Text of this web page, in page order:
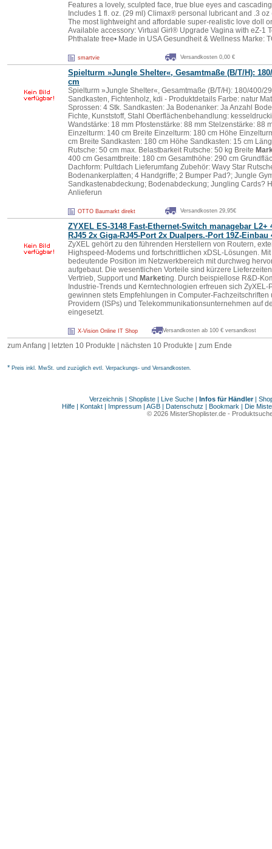
Features a lovely, sculpted face, true blue eyes and
Includes 1 fl. oz. (29 ml) Climax® personal lubricant and .3
The most lightweight and affordable super-realistic love doll
Available accessory: Virtual Girl® Upgrade Vagina with eZ-1
Phthalate free• Made in USA Gesundheit & Wellness Marke:
smartvie Versandkosten 0,00 €
Spielturm »Jungle Shelter«, Gesamtmaße (B/T/H):
cm
Spielturm »Jungle Shelter«, Gesamtmaße (B/T/H): 180/400/
Sandkasten, Fichtenholz, kdi - Produktdetails Farbe: natur
Sprossen: 4 Stk. Sandkasten: Ja Bodenanker: Ja Anzahl
Fichte, Kunststoff, Stahl Oberflächenbehandlung:
Wandstärke: 18 mm Pfostenstärke: 88 mm Stelzenstärke: 88
Einzelturm: 140 cm Breite Einzelturm: 180 cm Höhe
cm Breite Sandkasten: 180 cm Höhe Sandkasten: 15 cm
Rutsche: 50 cm max. Belastbarkeit Rutsche: 50 kg Breite
400 cm Gesamtbreite: 180 cm Gesamthöhe: 290 cm
Dachform: Pultdach Lieferumfang Zubehör: Wavy Star
Bodenankerplatten; 4 Handgriffe; 2 Bumper Pad?; Jungle
Sandkastenabdeckung; Bodenabdeckung; Jungling Cards?
Anlieferun
OTTO Baumarkt direkt Versandkosten 29,95€
ZYXEL ES-3148 Fast-Ethernet-Switch managebar L2+
RJ45 2x Giga-RJ45-Port 2x Dualpers.-Port 19Z-Einbau
ZyXEL gehört zu den führenden Herstellern von Routern,
Highspeed-Modems und fortschrittlichen xDSL-Lösungen.
bedeutende Position im Netzwerkbereich mit durchweg
aufgebaut. Die wesentlichen Vorteile sind kürzere
Vertrieb, Support und Marketing. Durch beispiellose R&D-
Industrie-Trends und Kerntechnologien erfreuen sich
gewinnen stets Empfehlungen in Computer-
Providern (ISPs) und Telekommunikationsunternehmen auf
eingesetzt.
X-Vision Online IT Shop Versandkosten ab 100 € versandkost
zum Anfang | letzten 10 Produkte | nächsten 10 Produkte zum Ende
* Preis inkl. MwSt. und zuzüglich evtl. Verpackungs- und Versandkosten.
Verzeichnis | Shopliste| Live Suche| Infos für Händler|
Hilfe | Kontakt | Impressum | AGB | Datenschutz | Bookmark | Die
© 2026 MisterShoplister.de-